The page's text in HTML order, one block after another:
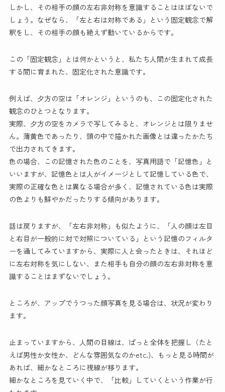
しかし、その相手の顔の左右非対称を意識することはほぼないで
しょう。なぜなら、「左と右は対称である」という固定観念で解
釈をし、その相手の顔も絶えず動いているからです。
この「固定観念」とは何かというと、私たち人間が生まれて成長
する間に育まれた、固定化された意識です。
例えば、夕方の空は「オレンジ」というのも、この固定化された
観念のひとつとなります。
実際、夕方の空をカメラで写してみると、オレンジとは限りませ
ん。薄黄色であったり、頭の中で描かれた画像とは違ったかたち
で出力されてきます。
色の場合、この記憶された色のことを、写真用語で「記憶色」と
いいますが、記憶色とは人がイメージとして記憶している色で、
実際の正確な色とは異なる場合が多く、記憶されている色は実際
の色よりも鮮やかだったりする傾向があります。
話は戻りますが、「左右非対称」も似たように、「人の顔は左目
と右目が一般的に対で対照についている」という記憶のフィルタ
ーを通してみていますから、実際に人と会ったときは、それほど
に左右対称を気にしない、また相手も自分の顔の左右非対称を意
識することはまずないでしょう。
ところが、アップでうつった顔写真を見る場合は、状況が変わり
ます。
止まっていますから、人間の目線は、ぱっと全体を把握し（たと
えば男性か女性か、どんな雰囲気なのかetc.)、もっと見る時間が
あれば、細かなところに視線が移ります。
細かなところを見ていく中で、「比較」していくという作業が行